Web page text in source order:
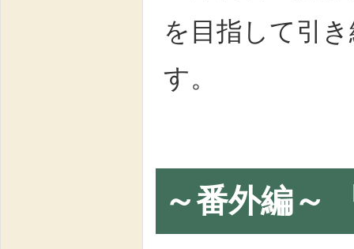
を目指して引
す。
～番外編～